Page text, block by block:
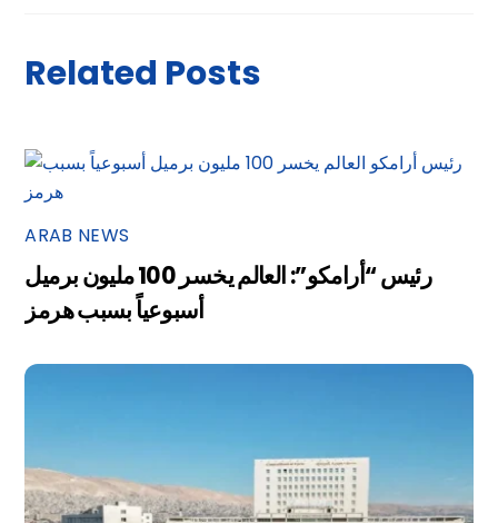
Related Posts
ARAB NEWS
رئيس “أرامكو”: العالم يخسر 100 مليون برميل
أسبوعياً بسبب هرمز